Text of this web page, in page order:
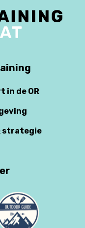
in de OR
strategie